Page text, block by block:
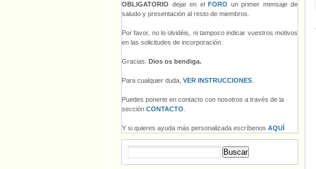
OBLIGATORIO dejar en el FORO un primer mensaje de
saludo y presentación al resto de miembros.
Por favor, no lo olvidéis, ni tampoco indicar vuestros motivos
en las solicitudes de incorporación.
Gracias. Dios os bendiga.
Para cualquier duda, VER INSTRUCCIONES
Puedes ponerte en contacto con nosotros a través de la
sección CONTACTO
Y si quieres ayuda más personalizada escríbenos AQUÍ